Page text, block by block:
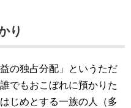
り
の独占分配」というただ
でもおこぼれに預かりた
じめとする一族の人（多